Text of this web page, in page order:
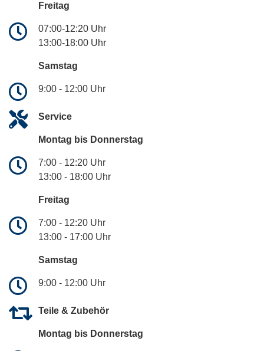
Freitag
07:00-12:20 Uhr
13:00-18:00 Uhr
Samstag
9:00 - 12:00 Uhr
Service
Montag bis Donnerstag
7:00 - 12:20 Uhr
13:00 - 18:00 Uhr
Freitag
7:00 - 12:20 Uhr
13:00 - 17:00 Uhr
Samstag
9:00 - 12:00 Uhr
Teile & Zubehör
Montag bis Donnerstag